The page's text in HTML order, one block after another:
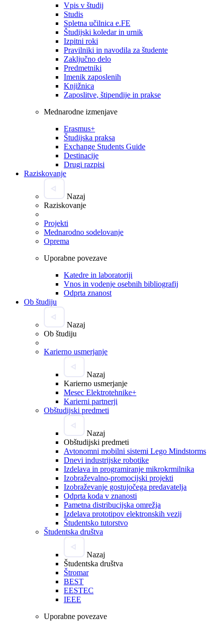
Vpis v študij
Studis
Spletna učilnica e.FE
Študijski koledar in urnik
Izpitni roki
Pravilniki in navodila za študente
Zaključno delo
Predmetniki
Imenik zaposlenih
Knjižnica
Zaposlitve, štipendije in prakse
Mednarodne izmenjave
Erasmus+
Študijska praksa
Exchange Students Guide
Destinacije
Drugi razpisi
Raziskovanje
Nazaj
Raziskovanje
Projekti
Mednarodno sodelovanje
Oprema
Uporabne povezave
Katedre in laboratoriji
Vnos in vodenje osebnih bibliografij
Odprta znanost
Ob študiju
Nazaj
Ob študiju
Karierno usmerjanje
Nazaj
Karierno usmerjanje
Mesec Elektrotehnike+
Karierni partnerji
Obštudijski predmeti
Nazaj
Obštudijski predmeti
Avtonomni mobilni sistemi Lego Mindstorms
Dnevi industrijske robotike
Izdelava in programiranje mikrokrmilnika
Izobraževalno-promocijski projekti
Izobraževanje gostujočega predavatelja
Odprta koda v znanosti
Pametna distribucijska omrežja
Izdelava prototipov elektronskih vezij
Študentsko tutorstvo
Študentska društva
Nazaj
Študentska društva
Štromar
BEST
EESTEC
IEEE
Uporabne povezave